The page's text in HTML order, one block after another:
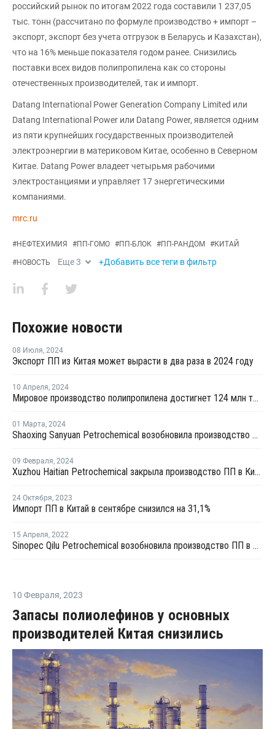
российский рынок по итогам 2022 года составили 1 237,05
тыс. тонн (рассчитано по формуле производство + импорт –
экспорт, экспорт без учета отгрузок в Беларусь и Казахстан),
что на 16% меньше показателя годом ранее. Снизились
поставки всех видов полипропилена как со стороны
отечественных производителей, так и импорт.
Datang International Power Generation Company Limited или
Datang International Power или Datang Power, является одним
из пяти крупнейших государственных производителей
электроэнергии в материковом Китае, особенно в Северном
Китае. Datang Power владеет четырьмя рабочими
электростанциями и управляет 17 энергетическими
компаниями.
mrc.ru
#НЕФТЕХИМИЯ #ПП-ГОМО #ПП-БЛОК #ПП-РАНДОМ #КИТАЙ
#НОВОСТЬ Еще3 +Добавить все теги в фильтр
Похожие новости
08 Июля, 2024
Экспорт ПП из Китая может вырасти в два раза в 2024 году
10 Апреля, 2024
Мировое производство полипропилена достигнет 124 млн тонн к 2032 году
01 Марта, 2024
Shaoxing Sanyuan Petrochemical возобновила производство ПП на линии №1 в Китае
09 Февраля, 2024
Xuzhou Haitian Petrochemical закрыла производство ПП в Китае
24 Октября, 2023
Импорт ПП в Китай в сентябре снизился на 31,1%
15 Апреля, 2022
Sinopec Qilu Petrochemical возобновила производство ПП в Китае
10 Февраля, 2023
Запасы полиолефинов у основных
производителей Китая снизились